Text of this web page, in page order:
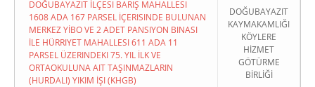
DOĞUBAYAZIT İLÇESI BARIŞ MAHALLESI
1608 ADA 167 PARSEL İÇERISINDE BULUNAN
MERKEZ YİBO VE 2 ADET PANSIYON BINASI
İLE HÜRRIYET MAHALLESI 611 ADA 11
PARSEL ÜZERINDEKI 75. YIL İLK VE
ORTAOKULUNA AIT TAŞINMAZLARIN
(HURDALI) YIKIM İŞI (KHGB)
DOĞUBAYAZIT
KAYMAKAMLIĞI
KÖYLERE
HİZMET
GÖTÜRME
BİRLİĞİ